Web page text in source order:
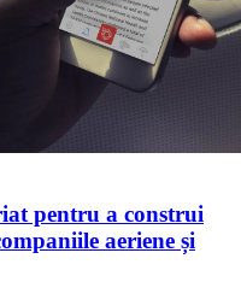
pentru a construi
aeriene și